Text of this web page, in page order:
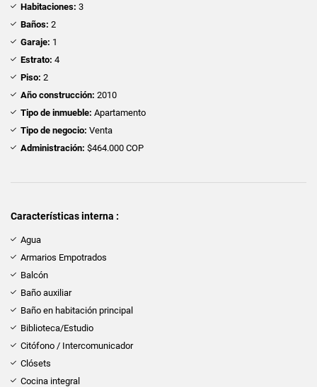
Habitaciones: 3
Baños: 2
Garaje: 1
Estrato: 4
Piso: 2
Año construcción: 2010
Tipo de inmueble: Apartamento
Tipo de negocio: Venta
Administración: $464.000 COP
Características interna :
Agua
Armarios Empotrados
Balcón
Baño auxiliar
Baño en habitación principal
Biblioteca/Estudio
Citófono / Intercomunicador
Clósets
Cocina integral